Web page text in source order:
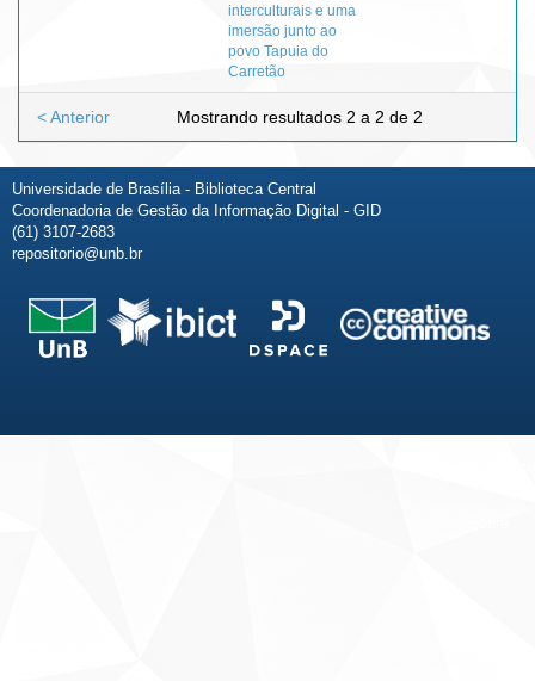
interculturais e uma
imersão junto ao
povo Tapuia do
Carretão
Mostrando resultados 2 a 2 de 2
< Anterior
Universidade de Brasília - Biblioteca Central
Coordenadoria de Gestão da Informação Digital - GID
(61) 3107-2683
repositorio@unb.br